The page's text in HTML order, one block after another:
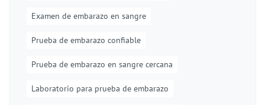
Examen de embarazo en sangre
Prueba de embarazo confiable
Prueba de embarazo en sangre cercana
Laboratorio para prueba de embarazo